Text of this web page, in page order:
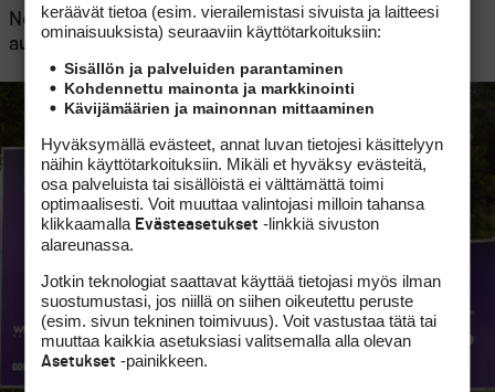
Noora Komulaiselle hieno sijoitus LET:n
aussikiertueen päätteeksi
keräävät tietoa (esim. vierailemis­tasi sivuista ja laitteesi
ominaisuuk­sista) seuraaviin käyttötarkoituksiin:
Sisällön ja palveluiden parantaminen
Kohdennettu mainonta ja markkinointi
Kävijämäärien ja mainonnan mittaaminen
Hyväksymällä evästeet, annat luvan tietojesi käsittelyyn
näihin käyttötarkoituksiin. Mikäli et hyväksy evästeitä,
osa palveluista tai sisällöistä ei välttämättä toimi
optimaalisesti. Voit muuttaa valintojasi milloin tahansa
klikkaamalla Evästeasetukset -linkkiä sivuston
alareunassa.
Jotkin teknologiat saattavat käyttää tietojasi myös ilman
suostumustasi, jos niillä on siihen oikeutettu peruste
(esim. sivun tekninen toimivuus). Voit vastustaa tätä tai
muuttaa kaikkia asetuksiasi valitsemalla alla olevan
Asetukset -painikkeen.